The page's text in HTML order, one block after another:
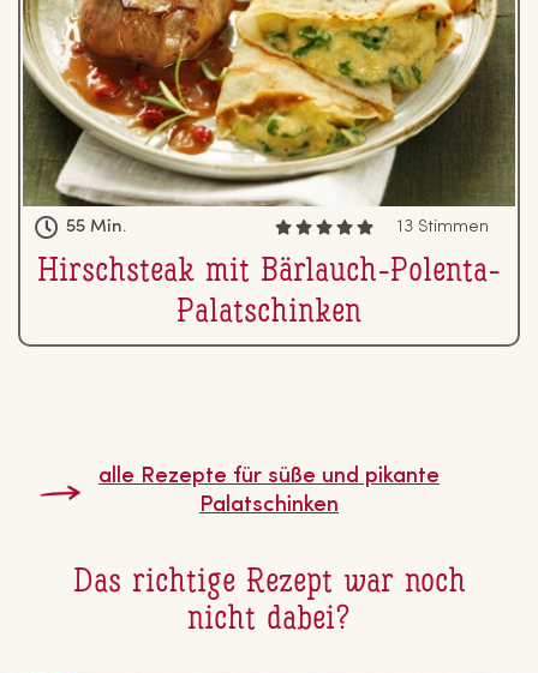
55 Min. 13 Stimmen
Hirsch­steak mit Bärlauch-Polenta-
Pa­la­tschin­ken
alle Rezepte für süße und pikante
Pa­la­tschin­ken
Das richtige Rezept war noch
nicht dabei?